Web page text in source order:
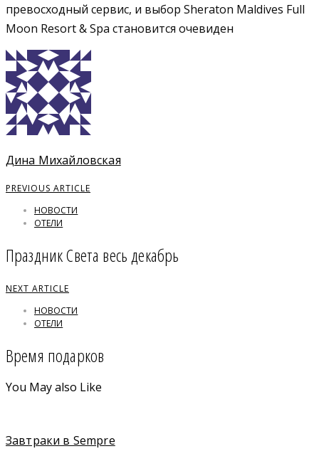
превосходный сервис, и выбор Sheraton Maldives Full
Moon Resort & Spa становится очевиден
Дина Михайловская
PREVIOUS ARTICLE
НОВОСТИ
ОТЕЛИ
Праздник Света весь декабрь
NEXT ARTICLE
НОВОСТИ
ОТЕЛИ
Время подарков
You May also Like
Завтраки в Sempre